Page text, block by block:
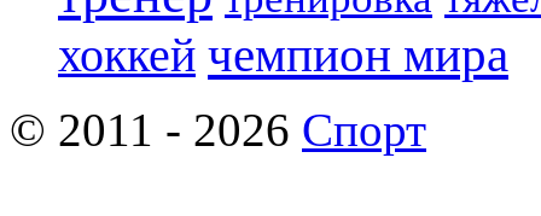
хоккей чемпион мира
© 2011 - 2026 Спорт